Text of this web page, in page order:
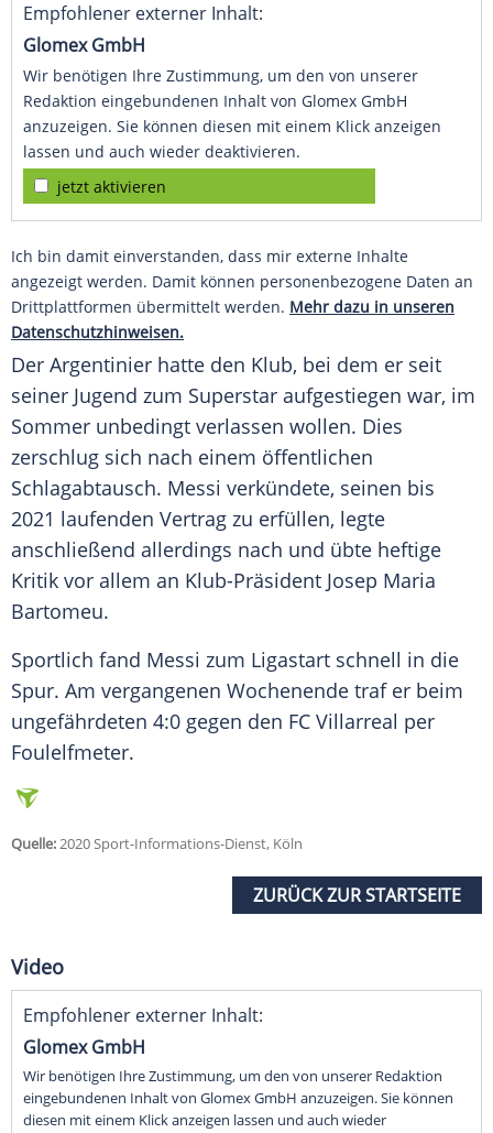
Empfohlener externer Inhalt:
Glomex GmbH
Wir benötigen Ihre Zustimmung, um den von unserer
Redaktion eingebundenen Inhalt von Glomex GmbH
anzuzeigen. Sie können diesen mit einem Klick anzeigen
lassen und auch wieder deaktivieren.
jetzt aktivieren
Ich bin damit einverstanden, dass mir externe Inhalte
angezeigt werden. Damit können personenbezogene Daten an
Drittplattformen übermittelt werden. Mehr dazu in unseren
Datenschutzhinweisen.
Der Argentinier hatte den Klub, bei dem er seit
seiner Jugend zum Superstar aufgestiegen war, im
Sommer unbedingt verlassen wollen. Dies
zerschlug sich nach einem öffentlichen
Schlagabtausch. Messi verkündete, seinen bis
2021 laufenden Vertrag zu erfüllen, legte
anschließend allerdings nach und übte heftige
Kritik vor allem an Klub-Präsident Josep Maria
Bartomeu.
Sportlich fand Messi zum Ligastart schnell in die
Spur. Am vergangenen Wochenende traf er beim
ungefährdeten 4:0 gegen den FC Villarreal per
Foulelfmeter.
Quelle:2020 Sport-Informations-Dienst, Köln
ZURÜCK ZUR STARTSEITE
Video
Empfohlener externer Inhalt:
Glomex GmbH
Wir benötigen Ihre Zustimmung, um den von unserer Redaktion
eingebundenen Inhalt von Glomex GmbH anzuzeigen. Sie können
diesen mit einem Klick anzeigen lassen und auch wieder